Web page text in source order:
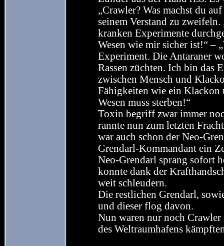
„Crawler? Was machst du
seinem Verstand zu
kranken Experimente
Wesen wie mir sicher ist!“ –
Experiment. Die Antaraner
Rassen züchten. Ich bin das
zwischen Mensch und
Fähigkeiten wie ein Klackon
Wesen muss sterben!“
Toxin begriff zwar immer
rannte nun zum letzten
war auch schon der Neo-
Grendarl-Kommandant ein
Neo-Grendarl sprang sofort
konnte dank der
weit schleudern.
Die restlichen Grendarl,
und dieser flog davon.
Nun waren nur noch
des Weltraumhafens